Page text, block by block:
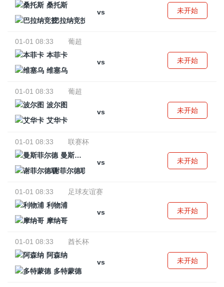
桑托斯
vs
巴拉纳竞技
未开始
01-01 08:33
葡超
本菲卡
vs
维塞乌
未开始
01-01 08:33
葡超
波尔图
vs
艾华卡
未开始
01-01 08:33
联赛杯
曼斯菲尔德
vs
谢菲尔德联
未开始
01-01 08:33
足球友谊赛
利物浦
vs
摩纳哥
未开始
01-01 08:33
酋长杯
阿森纳
vs
多特蒙德
未开始